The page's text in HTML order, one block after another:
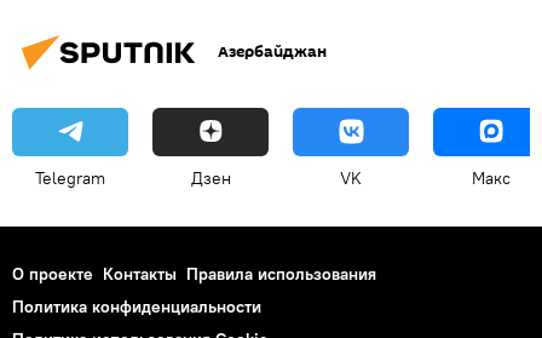
Азербайджан
Telegram Дзен VK Макс
О проекте Контакты Правила использования
Политика конфиденциальности